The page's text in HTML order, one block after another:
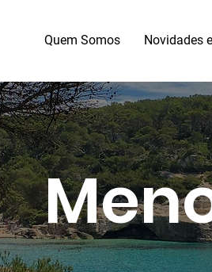
Quem Somos Novidades